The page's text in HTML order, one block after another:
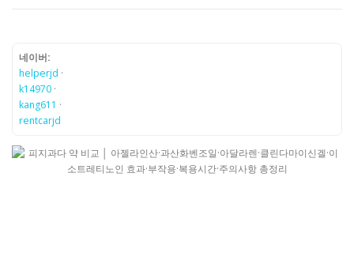
네이버:
helperjd ·
k14970 ·
kang611 ·
rentcarjd